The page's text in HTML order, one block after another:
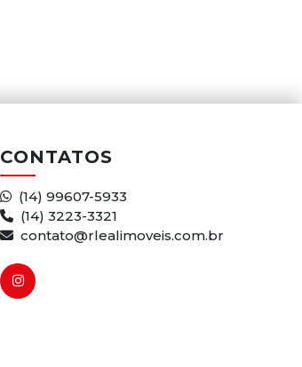
CONTATOS
(14) 99607-5933
(14) 3223-3321
contato@rlealimoveis.com.br